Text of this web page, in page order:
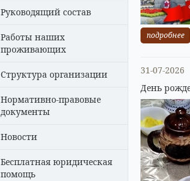
Руководящий состав
Работы наших
проживающих
Структура организации
Нормативно-правовые
документы
Новости
Бесплатная юридическая
помощь
подробнее
31-07-2026
День